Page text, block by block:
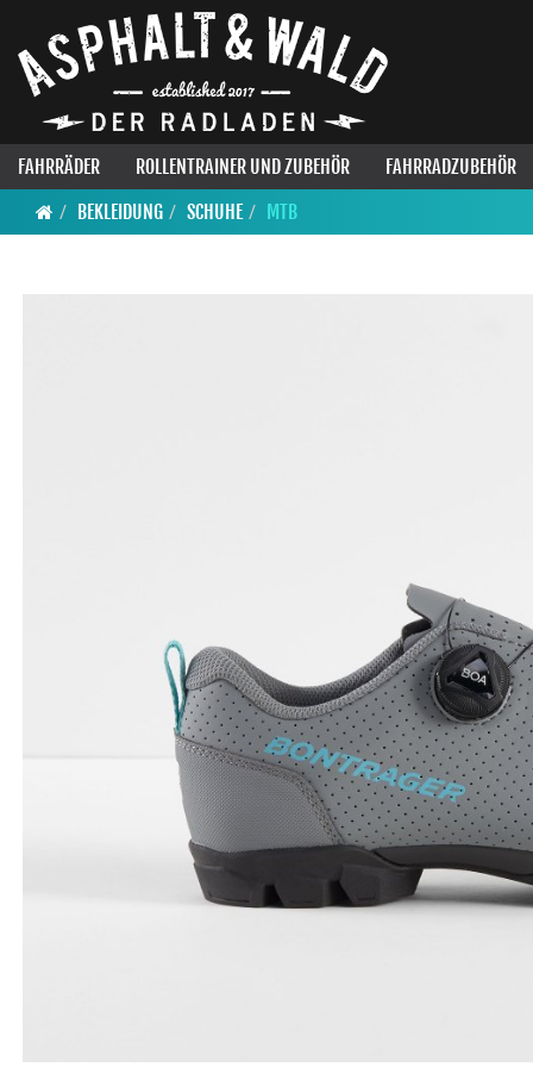
FAHRRÄDER ROLLENTRAINER UND ZUBEHÖR
FAHRRADZUBEHÖR
BEKLEIDUNG
SCHUHE MTB